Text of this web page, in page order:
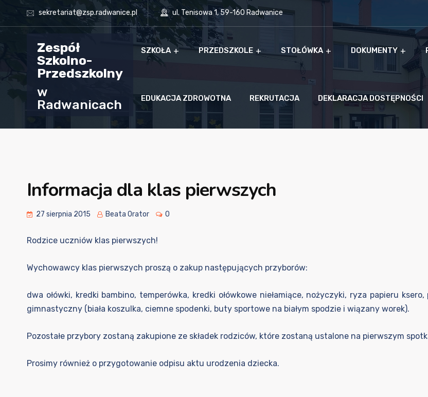
sekretariat@zsp.radwanice.pl ul. Tenisowa 1, 59-160 Radwanice
Zespół
Szkolno-
Przedszkolny
w
Radwanicach
SZKOŁA PRZEDSZKOLE STOŁÓWKA DOKUMENTY
EDUKACJA ZDROWOTNA REKRUTACJA DEKLARACJA DOSTĘPNOŚCI
Informacja dla klas pierwszych
27 sierpnia 2015 Beata Orator 0
Rodzice uczniów klas pierwszych!
Wychowawcy klas pierwszych proszą o zakup następujących przyborów:
dwa ołówki, kredki bambino, temperówka, kredki ołówkowe niełamiące, nożyczyki, ryza papieru
gimnastyczny (biała koszulka, ciemne spodenki, buty sportowe na białym spodzie i wiązany worek).
Pozostałe przybory zostaną zakupione ze składek rodziców, które zostaną ustalone na pierwszym
Prosimy również o przygotowanie odpisu aktu urodzenia dziecka.